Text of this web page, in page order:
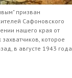
призван
Сафоновского
нашего края от
которое
в августе 1943 года.